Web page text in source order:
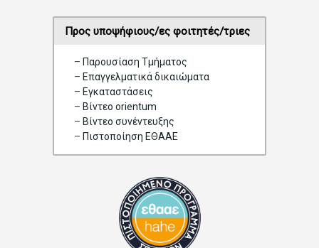
Προς υποψήφιους/ες φοιτητές/τριες
– Παρουσίαση Τμήματος
– Επαγγελματικά δικαιώματα
– Eγκαταστάσεις
– Βίντεο orientum
– Bίντεο συνέντευξης
– Πιστοποίηση ΕΘΑΑΕ